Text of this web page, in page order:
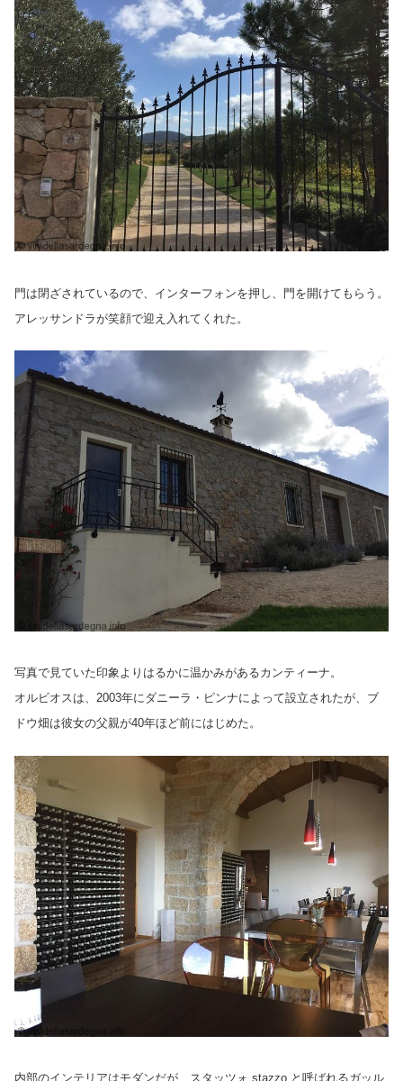
門は閉ざされているので、インターフォンを押し、門を開けてもらう。
アレッサンドラが笑顔で迎え入れてくれた。
写真で見ていた印象よりはるかに温かみがあるカンティーナ。
オルビオスは、2003年にダニーラ・ピンナによって設立されたが、ブ
ドウ畑は彼女の父親が40年ほど前にはじめた。
内部のインテリアはモダンだが、スタッツォ stazzo と呼ばれるガッル